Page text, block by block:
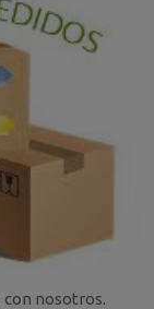
con nosotros.